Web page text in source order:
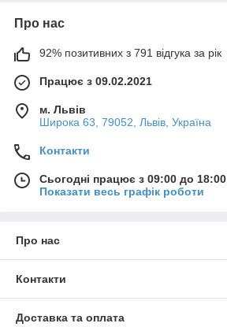
Про нас
92% позитивних з 791 відгука за рік
Працює з 09.02.2021
м. Львів
Широка 63, 79052, Львів, Україна
Контакти
Сьогодні працює з 09:00 до 18:00
Показати весь графік роботи
Про нас
Контакти
Доставка та оплата